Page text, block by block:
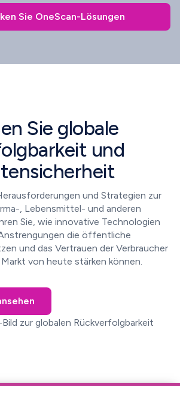
Sie OneScan-Lösungen
Sie globale
und
und Strategien zur
, Lebensmittel- und anderen
Sie, wie innovative Technologien
die öffentliche
und das Vertrauen der Verbraucher
von heute stärken können.